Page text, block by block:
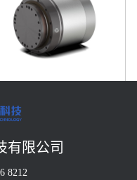
有限公司
8212